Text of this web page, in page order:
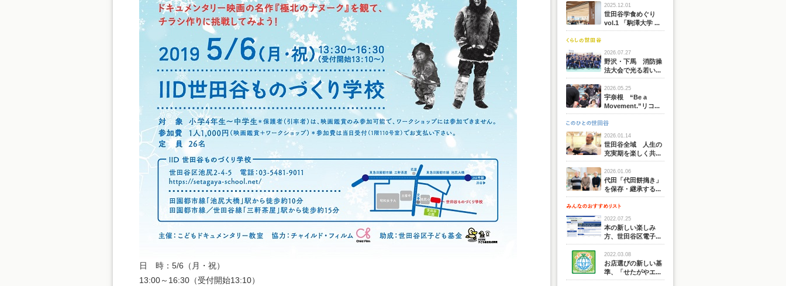
日 時：5/6（月・祝）
13:00～16:30（受付開始13:10）
2025.12.01
世田谷学食めぐり
vol.1 「駒澤大学 ...
2026.07.27
野沢・下馬 消防操
法大会で光る若い...
2026.05.25
宇奈根 “Be a
Movement.”リコ...
2026.01.14
世田谷全域 人生の
充実期を楽しく共...
2026.01.06
代田「代田餅搗き」
を保存・継承する...
2022.07.25
本の新しい楽しみ
方、世田谷区電子...
2022.03.08
お店選びの新しい基
準、「せたがやエ...